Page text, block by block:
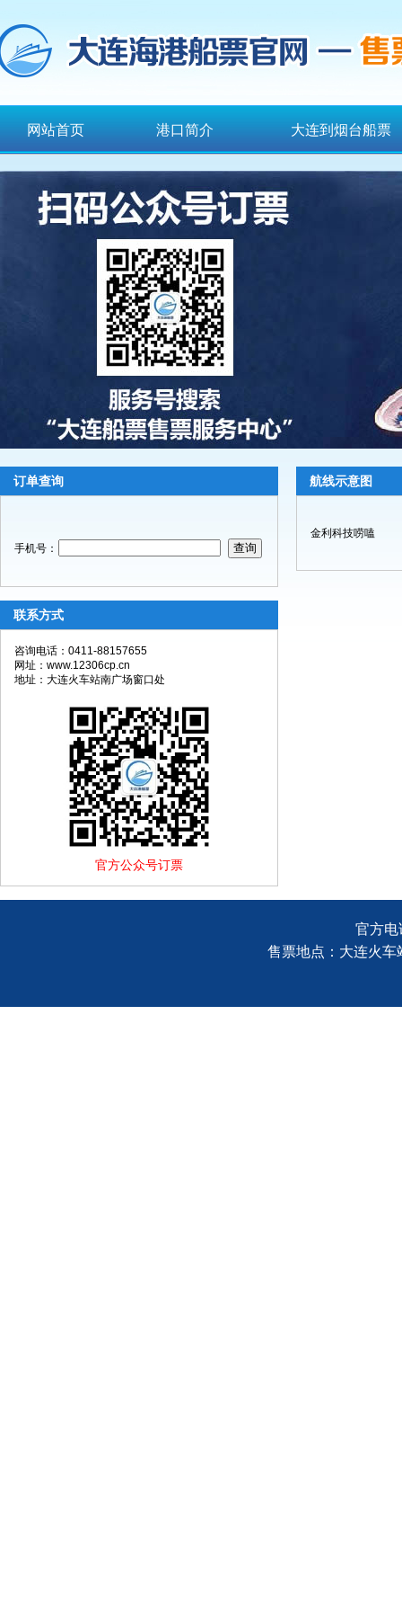
网站首页 港口简介 大连到烟台船票
订单查询
手机号：
联系方式
咨询电话：0411-88157655
网址：www.12306cp.cn
地址：大连火车站南广场窗口处
官方公众号订票
航线示意图
金利科技唠嗑
官方
售票地点：大连火